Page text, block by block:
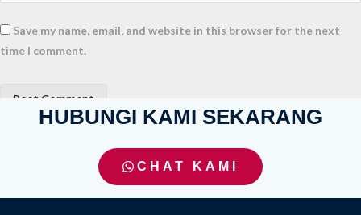
Save my name, email, and website in this browser for the next
time I comment.
HUBUNGI KAMI SEKARANG
CHAT KAMI